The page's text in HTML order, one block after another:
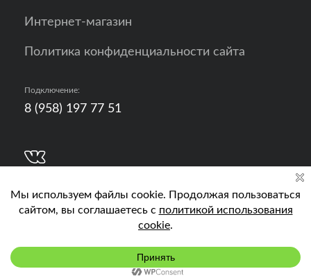
Подключить
Интернет-магазин
Политика конфиденциальности сайта
Подключение:
8 (958) 197 77 51
Кислород